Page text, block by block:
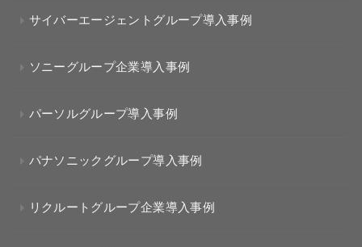
サイバーエージェントグループ導入事例
ソニーグループ企業導入事例
パーソルグループ導入事例
パナソニックグループ導入事例
リクルートグループ企業導入事例